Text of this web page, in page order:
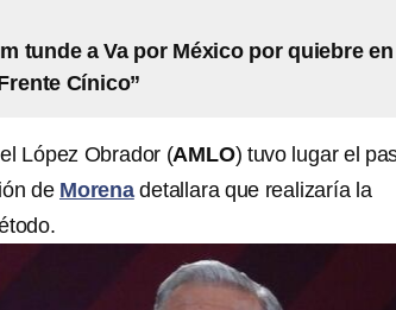
tunde a Va por México por quiebre
Cínico”
López Obrador (AMLO) tuvo lugar el
de Morenadetallara que realizaría la